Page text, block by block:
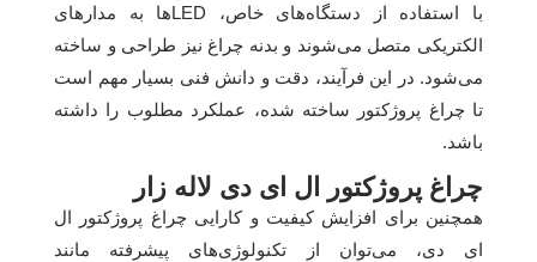
با استفاده از دستگاه‌های خاص، LED‌ها به مدارهای
الکتریکی متصل می‌شوند و بدنه چراغ نیز طراحی و ساخته
می‌شود. در این فرآیند، دقت و دانش فنی بسیار مهم است
تا چراغ پروژکتور ساخته شده، عملکرد مطلوب را داشته
باشد.
چراغ پروژکتور ال ای دی لاله زار
همچنین برای افزایش کیفیت و کارایی چراغ پروژکتور ال
ای دی، می‌توان از تکنولوژی‌های پیشرفته مانند